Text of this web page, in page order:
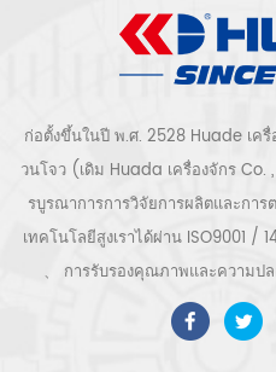
ก่อตั้งขึ้นในปี พ.ศ. 2528 Huade เ
วนโจว (เดิม Huada เครื่องจักร
รบูรณาการการวิจัยการผลิตและกา
เทคโนโลยีสูงเราได้ผ่าน ISO9001 /
、 การรับรองคุณภาพและความป
เทคโนโลยีขั้นสูง ฯลฯ ระบบและอุปก
โข่ง, แบบไม่มีน้ำมัน, แบบเลื่อน, แบบ